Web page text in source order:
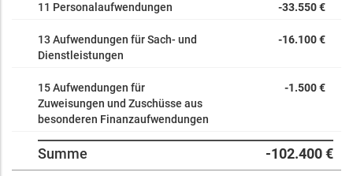
11 Personalaufwendungen -33.550 €
13 Aufwendungen für Sach- und
Dienstleistungen
-16.100 €
15 Aufwendungen für
Zuweisungen und Zuschüsse aus
besonderen Finanzaufwendungen
-1.500 €
Summe -102.400 €